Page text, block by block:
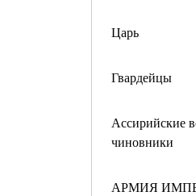
Царь
Гвардейцы
Ассирийские
чиновники
АРМИЯ